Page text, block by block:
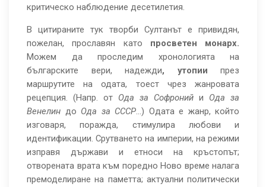
критическо наблюдение десетилетия.
В цитираните тук творби Султанът е привидян,
пожелан, прославян като просветен монарх.
Можем да проследим хронологията на
българските вери, надежди, утопии през
маршрутите на одата, тоест чрез жанровата
рецепция. (Напр. от Ода за Софроний и Ода за
Венелин до Ода за СССР…) Одата е жанр, който
изговаря, поражда, стимулира любови и
идентификации. Срутването на империи, на режими
изправя държави и етноси на кръстопът;
отворената врата към поредно Ново време налага
премоделиране на паметта; актуални политически